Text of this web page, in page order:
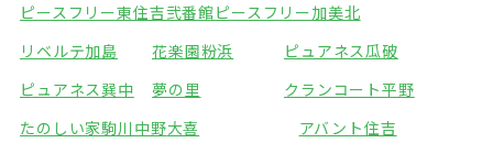
ピースフリー東住吉弐番館ピースフリー加美北
リベルテ加島
花楽園粉浜
ピュアネス瓜破
ピュアネス巽中
夢の里
クランコート平野
たのしい家駒川中野大喜
アバント住吉